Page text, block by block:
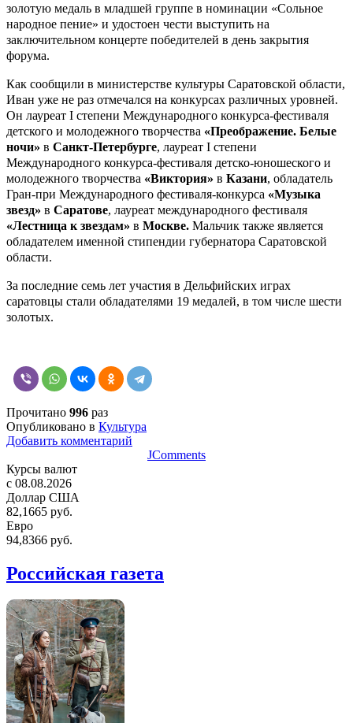
золотую медаль в младшей группе в номинации «Сольное
народное пение» и удостоен чести выступить на
заключительном концерте победителей в день закрытия
форума.
Как сообщили в министерстве культуры Саратовской области,
Иван уже не раз отмечался на конкурсах различных уровней.
Он лауреат I степени Международного конкурса-фестиваля
детского и молодежного творчества «Преображение. Белые
ночи» в Санкт-Петербурге, лауреат I степени
Международного конкурса-фестиваля детско-юношеского и
молодежного творчества «Виктория» в Казани, обладатель
Гран-при Международного фестиваля-конкурса «Музыка
звезд» в Саратове, лауреат международного фестиваля
«Лестница к звездам» в Москве. Мальчик также является
обладателем именной стипендии губернатора Саратовской
области.
За последние семь лет участия в Дельфийских играх
саратовцы стали обладателями 19 медалей, в том числе шести
золотых.
Прочитано 996 раз
Опубликовано в Культура
Добавить комментарий
JComments
Курсы валют
c 08.08.2026
Доллар США
82,1665 руб.
Евро
94,8366 руб.
Российская газета